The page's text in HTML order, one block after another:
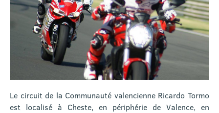
Le circuit de la Communauté valencienne Ricardo Tormo
est localisé à Cheste, en périphérie de Valence, en